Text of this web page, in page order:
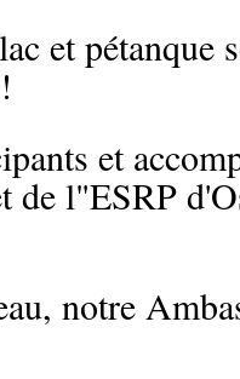
et pétanque
et
de l"ESRP
notre